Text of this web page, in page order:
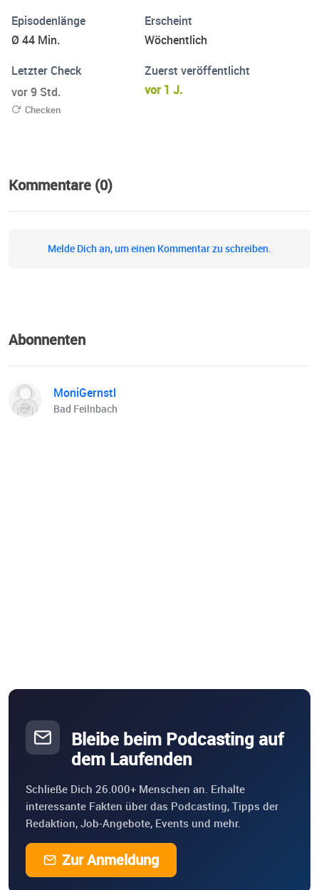
Episodenlänge
Ø 44 Min.
Erscheint
Wöchentlich
Letzter Check
vor 9 Std.
Checken
Zuerst veröffentlicht
vor 1 J.
Kommentare (0)
Melde Dich an, um einen Kommentar zu schreiben.
Abonnenten
MoniGernstl
Bad Feilnbach
Bleibe beim Podcasting auf
dem Laufenden
Schließe Dich 26.000+ Menschen an. Erhalte
interessante Fakten über das Podcasting, Tipps der
Redaktion, Job-Angebote, Events und mehr.
Zur Anmeldung